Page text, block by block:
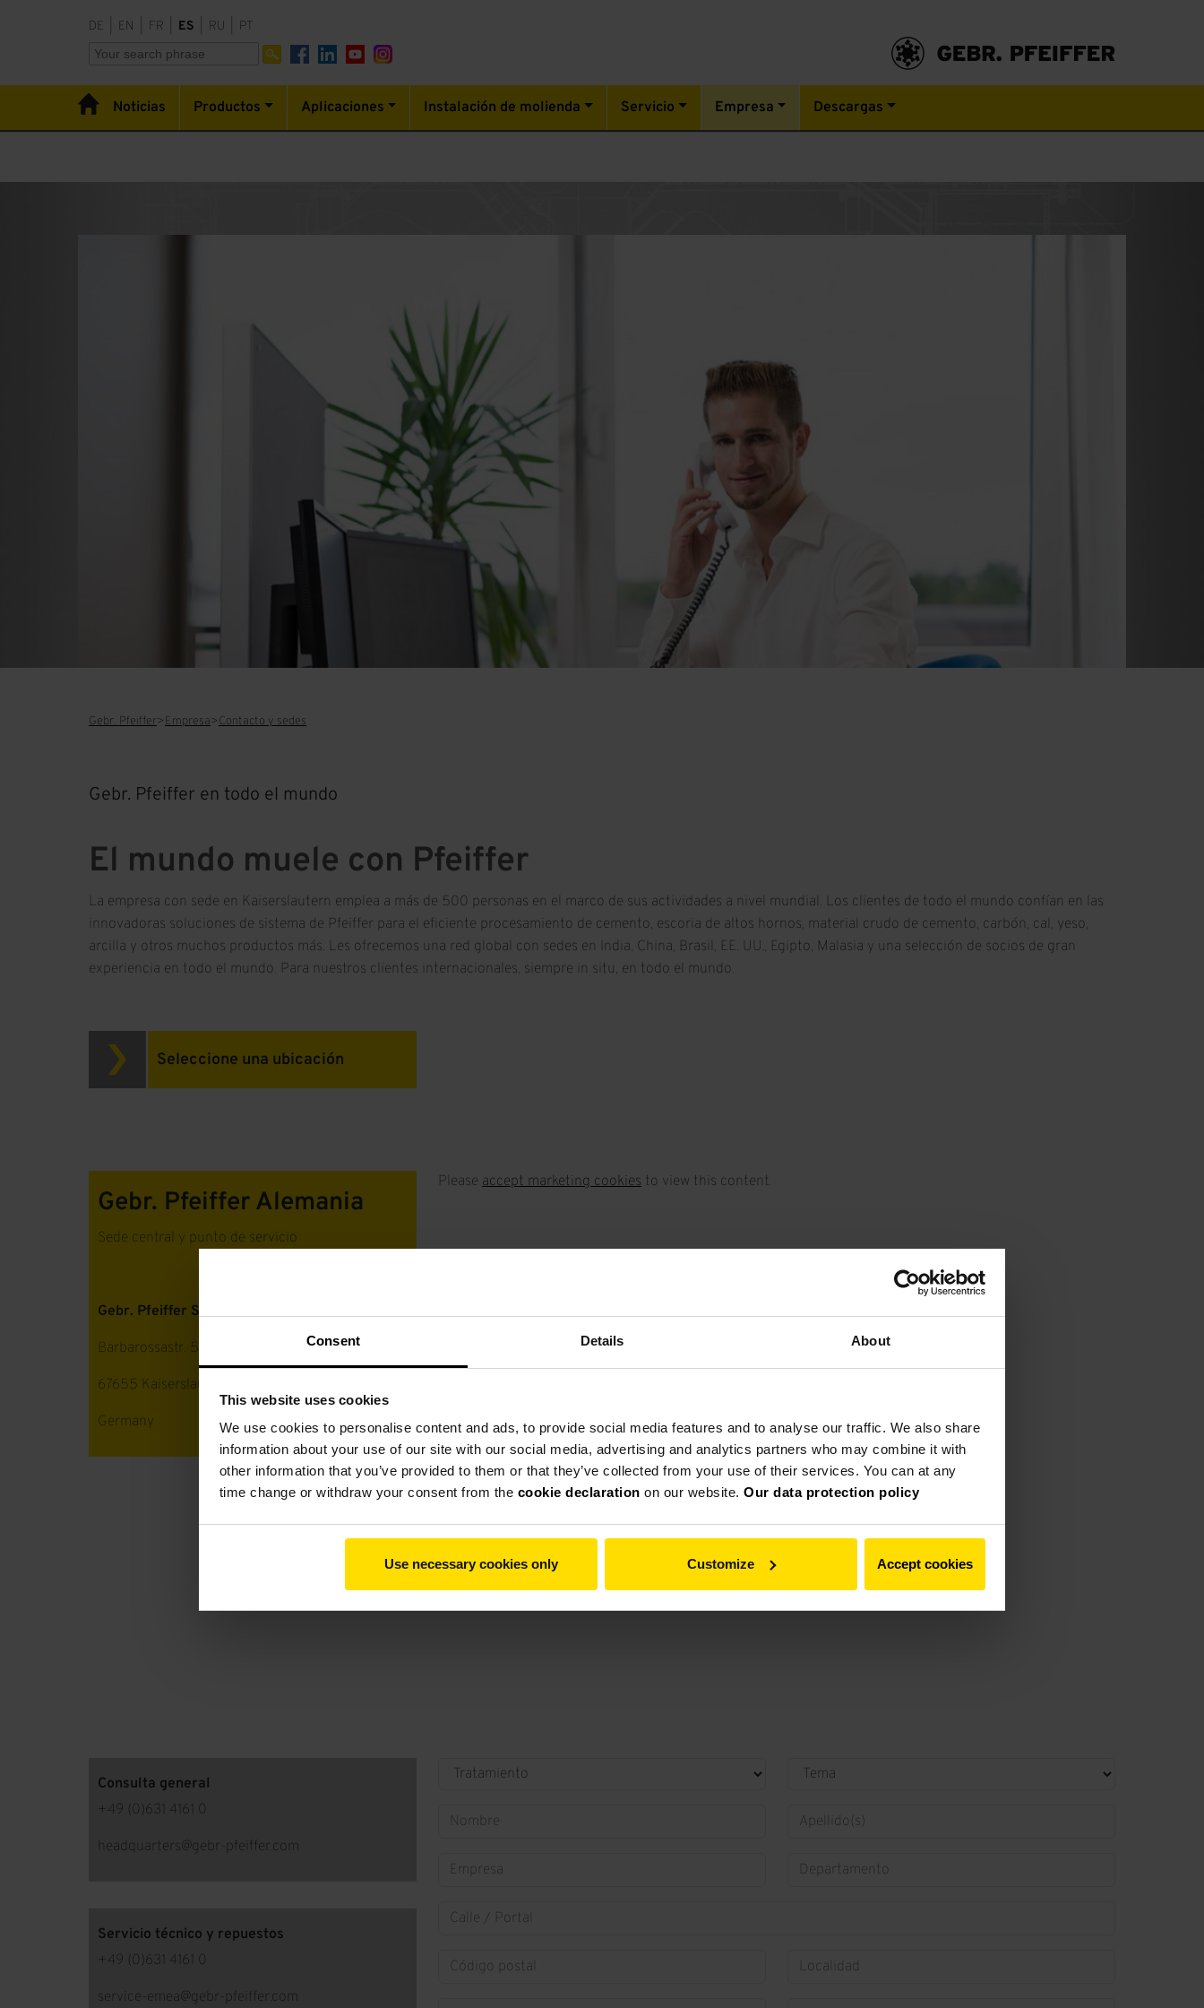
Consent Details About
This website uses cookies
We use cookies to personalise content and ads, to provide social media features and to analyse our traffic. We also share
information about your use of our site with our social media, advertising and analytics partners who may combine it with
other information that you’ve provided to them or that they’ve collected from your use of their services. You can at any
time change or withdraw your consent from the cookie declaration on our website. Our data protection policy
Use necessary cookies only Customize Accept cookies
DE EN FR ES RU PT
Noticias Productos Aplicaciones Instalación de molienda Servicio Empresa Descargas
Gebr. Pfeiffer Empresa Contacto y sedes
Gebr. Pfeiffer en todo el mundo
El mundo muele con Pfeiffer
La empresa con sede en Kaiserslautern emplea a más de 500 personas en el marco de sus actividades a nivel mundial. Los clientes de todo el mundo confían en las
innovadoras soluciones de sistema de Pfeiffer para el eficiente procesamiento de cemento, escoria de altos hornos, material crudo de cemento, carbón, cal, yeso,
arcilla y otros muchos productos más. Les ofrecemos una red global con sedes en India, China, Brasil, EE. UU., Egipto, Malasia y una selección de socios de gran
experiencia en todo el mundo. Para nuestros clientes internacionales, siempre in situ, en todo el mundo.
Seleccione una ubicación
Gebr. Pfeiffer Alemania
Sede central y punto de servicio
Gebr. Pfeiffer SE
Barbarossastr. 50-54
67655 Kaiserslautern
Germany
Please accept marketing cookies to view this content.
Consulta general
+49 (0)631 4161 0
headquarters@gebr-pfeiffer.com
Servicio técnico y repuestos
+49 (0)631 4161 0
service-emea@gebr-pfeiffer.com